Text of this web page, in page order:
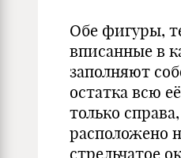
Обе фигуры,
вписанные в
заполняют
остатка всю
только
расположено
стрельчатое